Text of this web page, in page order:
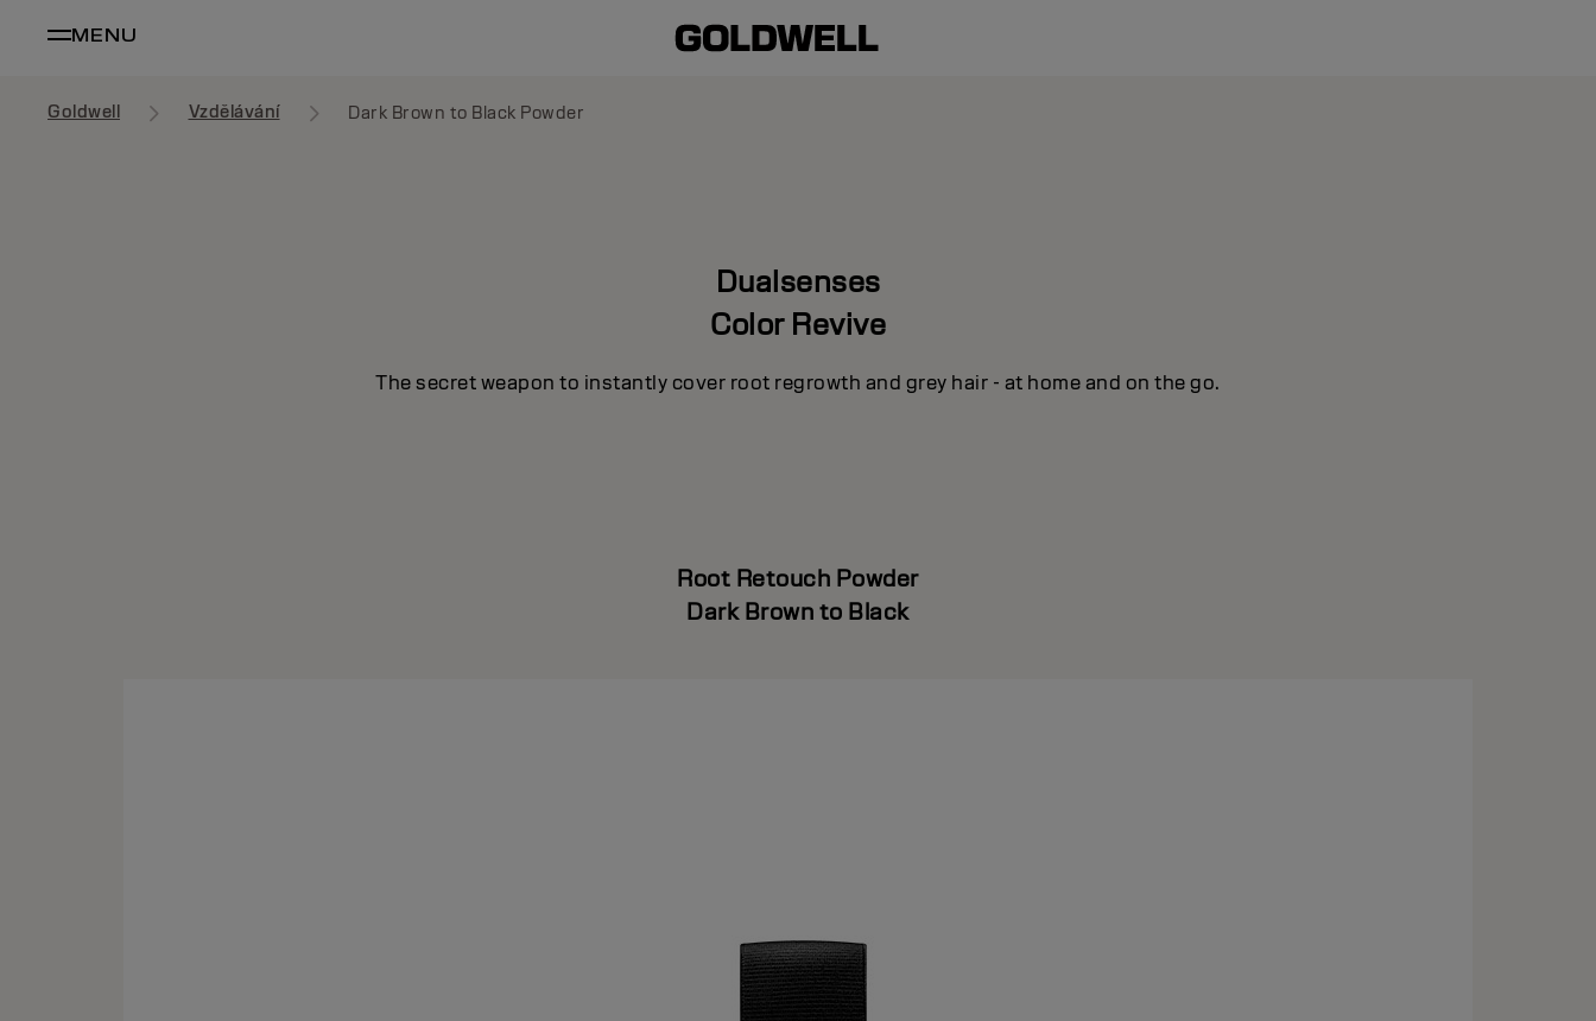
MENU
Goldwell Vzdělávání Dark Brown to Black Powder
Dualsenses
Color Revive
The secret weapon to instantly cover root regrowth and grey hair - at home and on the go.
Root Retouch Powder
Dark Brown to Black